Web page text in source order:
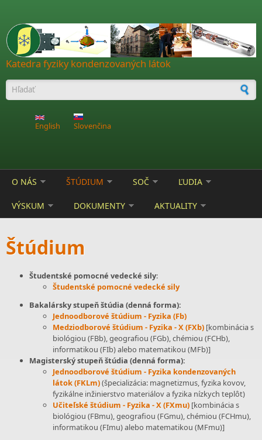
Katedra fyziky kondenzovaných látok
Vyhľadávanie
English Slovenčina
O NÁS ŠTÚDIUM SOČ ĽUDIA
VÝSKUM DOKUMENTY AKTUALITY
Štúdium
Študentské pomocné vedecké sily:
Študentské pomocné vedecké sily
Bakalársky stupeň štúdia (denná forma):
Jednoodborové štúdium - Fyzika (Fb)
Medziodborové štúdium - Fyzika - X (FXb) [kombinácia s
biológiou (FBb), geografiou (FGb), chémiou (FCHb),
informatikou (FIb) alebo matematikou (MFb)]
Magisterský stupeň štúdia (denná forma):
Jednoodborové štúdium - Fyzika kondenzovaných
látok (FKLm)(špecializácia: magnetizmus, fyzika kovov,
fyzikálne inžinierstvo materiálov a fyzika nízkych teplôt)
Učiteľské štúdium - Fyzika - X (FXmu) [kombinácia s
biológiou (FBmu), geografiou (FGmu), chémiou (FCHmu),
informatikou (FImu) alebo matematikou (MFmu)]